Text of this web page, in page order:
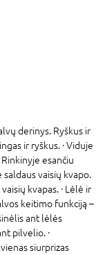
derinys. Ryškus ir
ir ryškus. · Viduje
esančiu
vaisių kvapo.
kvapas. · Lėlė ir
keitimo funkciją –
ant lėlės
pilvelio. ·
siurprizas